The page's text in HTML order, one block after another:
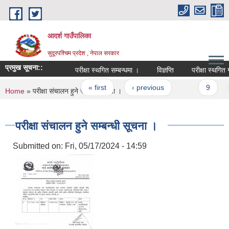
Skip to main content
आदर्श गाउँपालिका
सुदूरपश्चिम प्रदेश , नेपाल सरकार
प्रमुख सूचना:: परीक्षा स्थगित सम्बन्धमा । विज्ञप्ति परीक्षा स्थगित
Pages
« first ‹ previous
You are here
Home » परीक्षा संचालन हुने सम्बन्धी सूचना ।
परीक्षा संचालन हुने सम्बन्धी सूचना ।
Submitted on: Fri, 05/17/2024 - 14:59